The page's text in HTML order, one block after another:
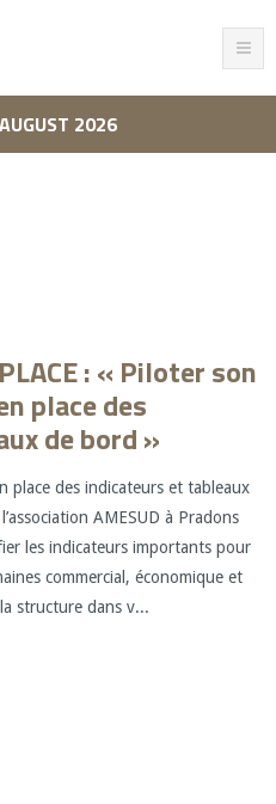
2026
: « Piloter son
place des
de bord »
place des indicateurs et tableaux
AMESUD à Pradons
les indicateurs importants pour
commercial, économique et
structure dans v...